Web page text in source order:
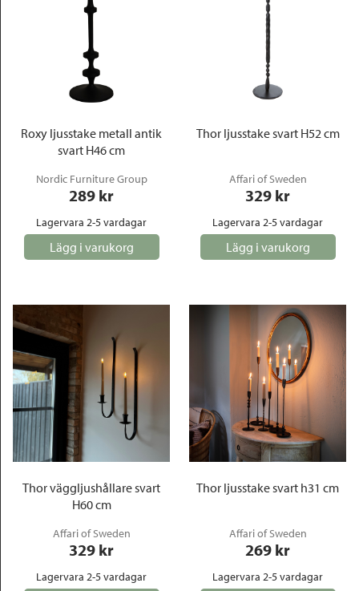
Roxy ljusstake metall antik
svart H46 cm
Nordic Furniture Group
289 kr
Lagervara 2-5 vardagar
Lägg i varukorg
Thor ljusstake svart H52 cm
Affari of Sweden
329 kr
Lagervara 2-5 vardagar
Lägg i varukorg
Thor väggljushållare svart
H60 cm
Affari of Sweden
329 kr
Lagervara 2-5 vardagar
Thor ljusstake svart h31 cm
Affari of Sweden
269 kr
Lagervara 2-5 vardagar